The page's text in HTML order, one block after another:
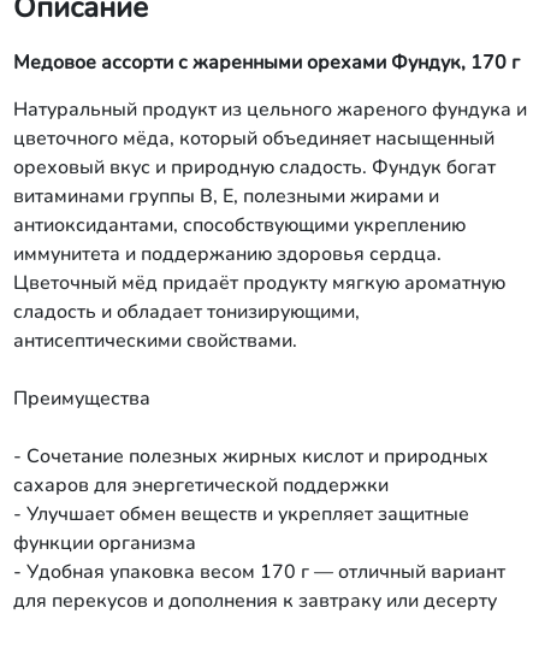
Медовое ассорти с жаренными орехами Фундук, 170 г
Натуральный продукт из цельного жареного фундука и
цветочного мёда, который объединяет насыщенный
ореховый вкус и природную сладость. Фундук богат
витаминами группы В, Е, полезными жирами и
антиоксидантами, способствующими укреплению
иммунитета и поддержанию здоровья сердца.
Цветочный мёд придаёт продукту мягкую ароматную
сладость и обладает тонизирующими,
антисептическими свойствами.
Преимущества
- Сочетание полезных жирных кислот и природных
сахаров для энергетической поддержки
- Улучшает обмен веществ и укрепляет защитные
функции организма
- Удобная упаковка весом 170 г — отличный вариант
для перекусов и дополнения к завтраку или десерту